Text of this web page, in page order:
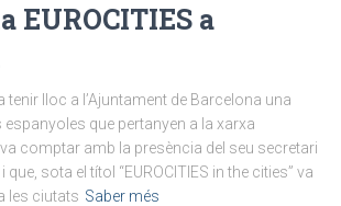
EUROCITIES a
tenir lloc a l’Ajuntament de Barcelona una
que pertanyen a la xarxa
va comptar amb la presència del seu secretari
que, sota el títol “EUROCITIES in the cities” va
les ciutats Saber més